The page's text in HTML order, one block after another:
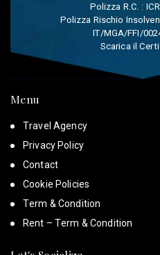
Polizza R.C. :
Polizza Rischio
IT/MGA/FFI/
Scarica il
Menu
Travel Agency
Privacy Policy
Contact
Cookie Policies
Term & Condition
Rent – Term & Condition